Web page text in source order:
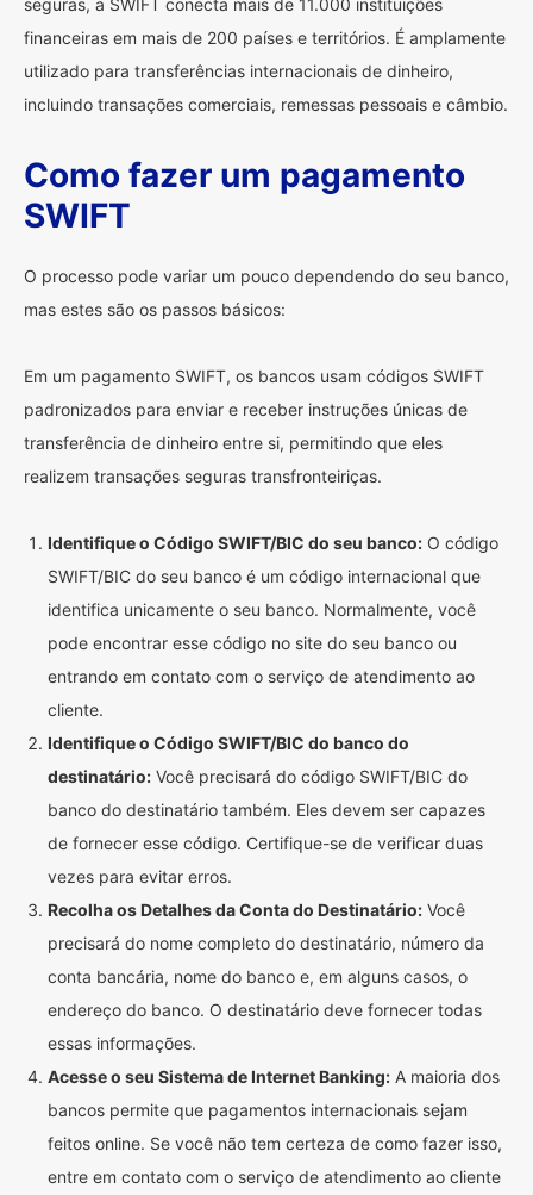
seguras, a SWIFT conecta mais de 11.000 instituições
financeiras em mais de 200 países e territórios. É amplamente
utilizado para transferências internacionais de dinheiro,
incluindo transações comerciais, remessas pessoais e câmbio.
Como fazer um pagamento
SWIFT
O processo pode variar um pouco dependendo do seu banco,
mas estes são os passos básicos:
Em um pagamento SWIFT, os bancos usam códigos SWIFT
padronizados para enviar e receber instruções únicas de
transferência de dinheiro entre si, permitindo que eles
realizem transações seguras transfronteiriças.
Identifique o Código SWIFT/BIC do seu banco: O código
SWIFT/BIC do seu banco é um código internacional que
identifica unicamente o seu banco. Normalmente, você
pode encontrar esse código no site do seu banco ou
entrando em contato com o serviço de atendimento ao
cliente.
Identifique o Código SWIFT/BIC do banco do
destinatário: Você precisará do código SWIFT/BIC do
banco do destinatário também. Eles devem ser capazes
de fornecer esse código. Certifique-se de verificar duas
vezes para evitar erros.
Recolha os Detalhes da Conta do Destinatário: Você
precisará do nome completo do destinatário, número da
conta bancária, nome do banco e, em alguns casos, o
endereço do banco. O destinatário deve fornecer todas
essas informações.
Acesse o seu Sistema de Internet Banking: A maioria dos
bancos permite que pagamentos internacionais sejam
feitos online. Se você não tem certeza de como fazer isso,
entre em contato com o serviço de atendimento ao cliente